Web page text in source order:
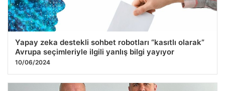
Yapay zeka destekli sohbet robotları “kasıtlı olarak”
Avrupa seçimleriyle ilgili yanlış bilgi yayıyor
10/06/2024